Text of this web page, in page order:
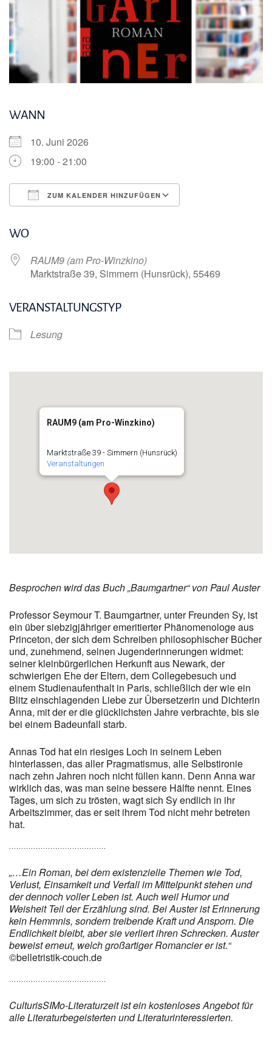
WANN
10. Juni 2026
19:00 - 21:00
ZUM KALENDER HINZUFÜGEN
WO
RAUM9 (am Pro-Winzkino)
Marktstraße 39, Simmern (Hunsrück), 55469
VERANSTALTUNGSTYP
Lesung
RAUM9 (am Pro-Winzkino)
Marktstraße 39 - Simmern (Hunsrück)
Veranstaltungen
Besprochen wird das Buch „Baumgartner“ von Paul Auster
Professor Seymour T. Baumgartner, unter Freunden Sy, ist
ein über siebzigjähriger emeritierter Phänomenologe aus
Princeton, der sich dem Schreiben philosophischer Bücher
und, zunehmend, seinen Jugenderinnerungen widmet:
seiner kleinbürgerlichen Herkunft aus Newark, der
schwierigen Ehe der Eltern, dem Collegebesuch und
einem Studienaufenthalt in Paris, schließlich der wie ein
Blitz einschlagenden Liebe zur Übersetzerin und Dichterin
Anna, mit der er die glücklichsten Jahre verbrachte, bis sie
bei einem Badeunfall starb.
Annas Tod hat ein riesiges Loch in seinem Leben
hinterlassen, das aller Pragmatismus, alle Selbstironie
nach zehn Jahren noch nicht füllen kann. Denn Anna war
wirklich das, was man seine bessere Hälfte nennt. Eines
Tages, um sich zu trösten, wagt sich Sy endlich in ihr
Arbeitszimmer, das er seit ihrem Tod nicht mehr betreten
hat.
„…Ein Roman, bei dem existenzielle Themen wie Tod,
Verlust, Einsamkeit und Verfall im Mittelpunkt stehen und
der dennoch voller Leben ist. Auch weil Humor und
Weisheit Teil der Erzählung sind. Bei Auster ist Erinnerung
kein Hemmnis, sondern treibende Kraft und Ansporn. Die
Endlichkeit bleibt, aber sie verliert ihren Schrecken. Auster
beweist erneut, welch großartiger Romancier er ist.“
©belletristik-couch.de
CulturisSIMo-Literaturzeit ist ein kostenloses Angebot für
alle Literaturbegeisterten und Literaturinteressierten.